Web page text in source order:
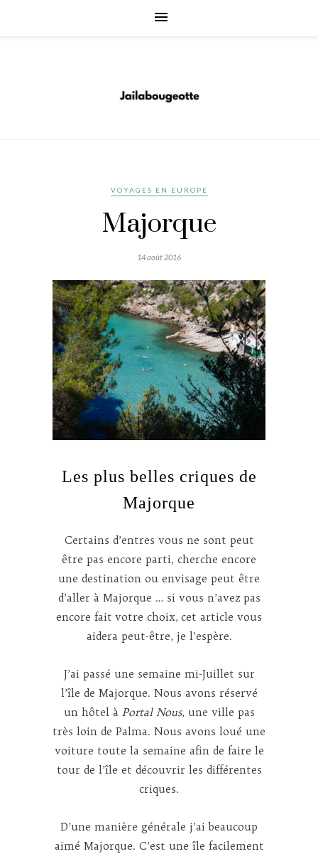
VOYAGES EN EUROPE
Majorque
14 août 2016
Les plus belles criques de
Majorque
Certains d’entres vous ne sont peut
être pas encore parti, cherche encore
une destination ou envisage peut être
d’aller à Majorque … si vous n’avez pas
encore fait votre choix, cet article vous
aidera peut-être, je l’espère.
J’ai passé une semaine mi-Juillet sur
l’île de Majorque. Nous avons réservé
un hôtel à Portal Nous, une ville pas
très loin de Palma. Nous avons loué une
voiture toute la semaine afin de faire le
tour de l’île et découvrir les différentes
criques.
D’une manière générale j’ai beaucoup
aimé Majorque. C’est une île facilement